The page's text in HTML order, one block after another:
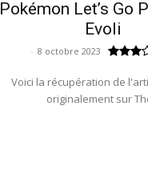
Pokémon Let’s Go
Evoli
- 8 octobre 2023
Voici la récupération de
originalement sur